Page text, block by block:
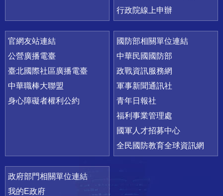
行政院線上申辦
官網友站連結
公營廣播電臺
臺北國際社區廣播電臺
中華職棒大聯盟
身心障礙者權利公約
國防部相關單位連結
中華民國國防部
政戰資訊服務網
軍事新聞通訊社
青年日報社
福利事業管理處
國軍人才招募中心
全民國防教育全球資訊網
政府部門相關單位連結
我的E政府